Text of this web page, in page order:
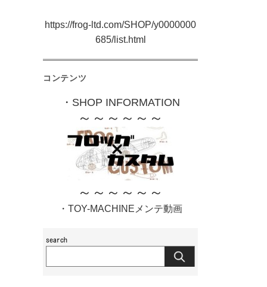
https://frog-ltd.com/SHOP/y0000000
685/list.html
コンテンツ
・SHOP INFORMATION
～～～～～～
～～～～～～
・TOY-MACHINEメンテ動画